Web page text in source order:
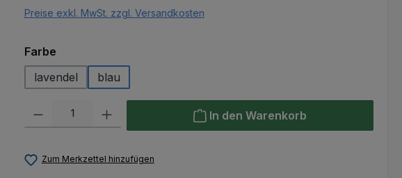
Preise exkl. MwSt. zzgl. Versandkosten
Farbeauswählen
lavendel
blau
Produkt Anzahl: Gib den gewünschten Wert ein oder benutze die Schaltflächen
In den Warenkorb
Zum Merkzettel hinzufügen